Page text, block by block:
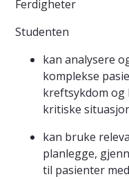
Ferdigheter
Studenten
kan analysere
komplekse
kreftsykdom
kritiske
kan bruke
planlegge,
til pasienter